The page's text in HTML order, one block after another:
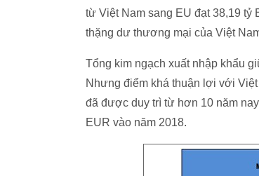
từ Việt Nam sang EU đạt 38,19 tỷ
thặng dư thương mại của Việt
Tổng kim ngạch xuất nhập khẩu
Nhưng điểm khá thuận lợi với
đã được duy trì từ hơn 10 năm
EUR vào năm 2018.